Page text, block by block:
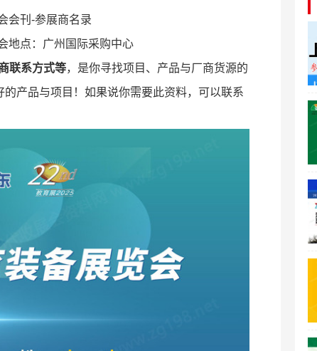
会刊-参展商名录
地点：广州国际采购中心
联系方式等，是你寻找项目、产品与厂商货源的
产品与项目！如果说你需要此资料，可以联系